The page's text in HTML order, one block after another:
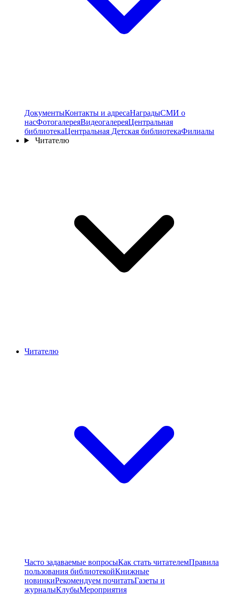
ДокументыКонтакты и адресаНаградыСМИ о
насФотогалереяВидеогалереяЦентральная
библиотекаЦентральная Детская библиотекаФилиалы
Читателю
Читателю
Часто задаваемые вопросыКак стать читателемПравила
пользования библиотекойКнижные
новинкиРекомендуем почитатьГазеты и
журналыКлубыМероприятия